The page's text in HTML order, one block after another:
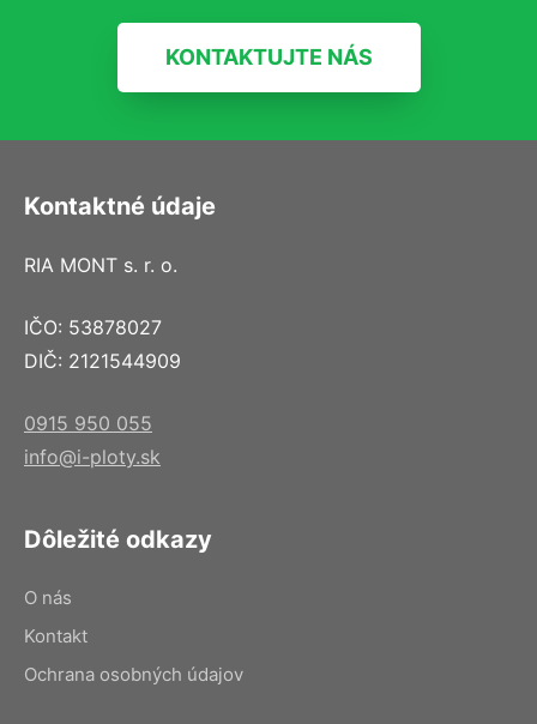
KONTAKTUJTE NÁS
Kontaktné údaje
RIA MONT s. r. o.
IČO: 53878027
DIČ: 2121544909
0915 950 055
info@i-ploty.sk
Dôležité odkazy
O nás
Kontakt
Ochrana osobných údajov